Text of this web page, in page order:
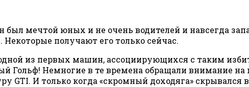
был мечтой юных и не очень водителей и навсегда
Некоторые получают его только сейчас.
из первых машин, ассоциирующихся с таким
Гольф! Немногие в те времена обращали внимание
GTI. И только когда «скромный доходяга» скрывался